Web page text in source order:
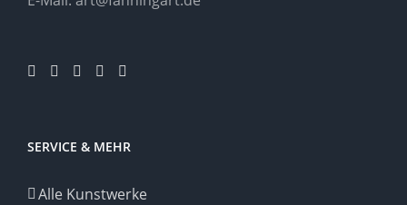
SERVICE & MEHR
Alle Kunstwerke